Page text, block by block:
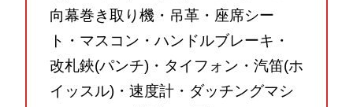
向幕巻き取り機・吊革・座席シー
ト・マスコン・ハンドルブレーキ・
改札鋏(パンチ)・タイフォン・汽笛(ホ
イッスル)・速度計・ダッチングマシ